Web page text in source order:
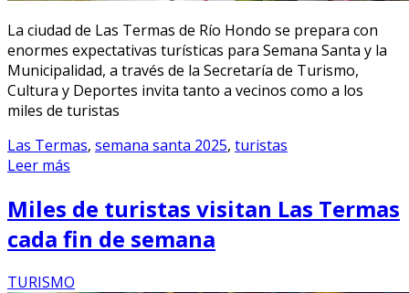
La ciudad de Las Termas de Río Hondo se prepara con
enormes expectativas turísticas para Semana Santa y la
Municipalidad, a través de la Secretaría de Turismo,
Cultura y Deportes invita tanto a vecinos como a los
miles de turistas
Las Termas, semana santa 2025, turistas
Leer más
Miles de turistas visitan Las Termas
cada fin de semana
TURISMO